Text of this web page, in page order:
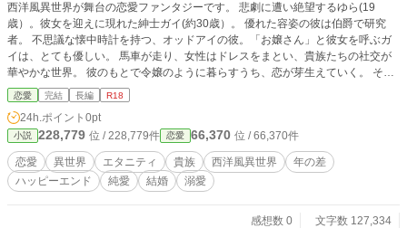
西洋風異世界が舞台の恋愛ファンタジーです。 悲劇に遭い絶望するゆら(19
歳）。彼女を迎えに現れた紳士ガイ(約30歳）。 優れた容姿の彼は伯爵で研究
者。 不思議な懐中時計を持つ、オッドアイの彼。「お嬢さん」と彼女を呼ぶガ
イは、とても優しい。 馬車が走り、女性はドレスをまとい、貴族たちの社交が
華やかな世界。 彼のもとで令嬢のように暮らすうち、恋が芽生えていく。 そん
なゆらが知るのは、ガイの美貌の前妻レディ・アリナの存在。 完璧な二人の過
去が、恋にうぶな彼女の恋を苦しめて…。 ガイの保護者然とした優しさが、ゆ
らには寂しくて切なくなる。 じれじれとゆっくり進む、恋愛物語です。 本格的
なR18描写は後半になります。 残酷、暴力あります。性描写も濃厚な個所があ
るかと思われます。 不快に思われる方は、ぜひご自衛下さいませ。 ただ、読後
感のよい物語を努めます。 最後までおつき合いをいただけますと、とっても幸
いです。
恋愛 完結 長編 R18
24h.ポイント 0pt
小説 228,779 位 / 228,779件 恋愛 66,370 位 / 66,370件
恋愛 異世界 エタニティ 貴族 西洋風異世界
年の差
ハッピーエンド
純愛 結婚 溺愛
感想数 0
文字数 127,334